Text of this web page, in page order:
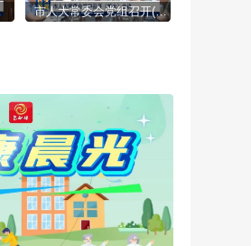
见面 市人大常委会党组召开(扩大)会议